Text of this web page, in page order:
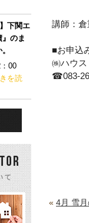
講師：
■お申込
㈱ハウ
☎083-
« 4月 雪
下関エ
』のま
：00
を読